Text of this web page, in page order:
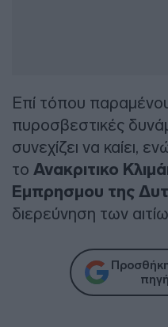
Επί τόπου
πυροσβεστικές
συνεχίζει να καίει,
το Ανακριτικο
Εμπρησμου της
διερεύνηση των